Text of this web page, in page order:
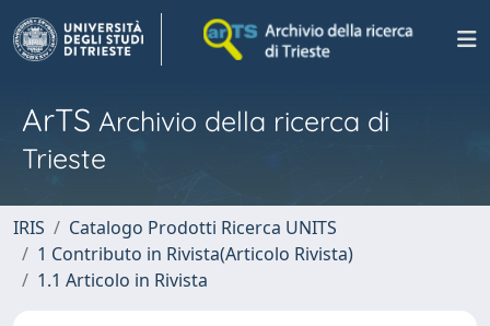
ArTS Archivio della ricerca di
Trieste
IRIS
Catalogo Prodotti Ricerca UNITS
1 Contributo in Rivista(Articolo Rivista)
1.1 Articolo in Rivista